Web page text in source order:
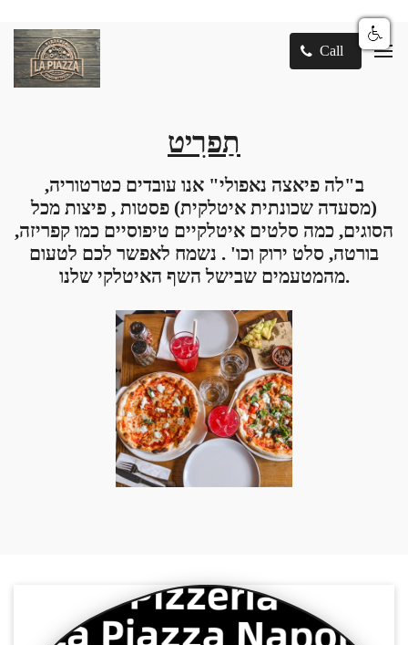
Call
תַפרִיט
ב"לה פיאצה נאפולי" אנו עובדים כטרטוריה,
(מסעדה שכונתית איטלקית) פסטות , פיצות מכל
הסוגים, כמה סלטים איטלקיים טיפוסיים כמו קפריזה,
בורטה, סלט ירוק וכו' . נשמח לאפשר לכם לטעום
מהמטעמים שבישל השף האיטלקי שלנו.